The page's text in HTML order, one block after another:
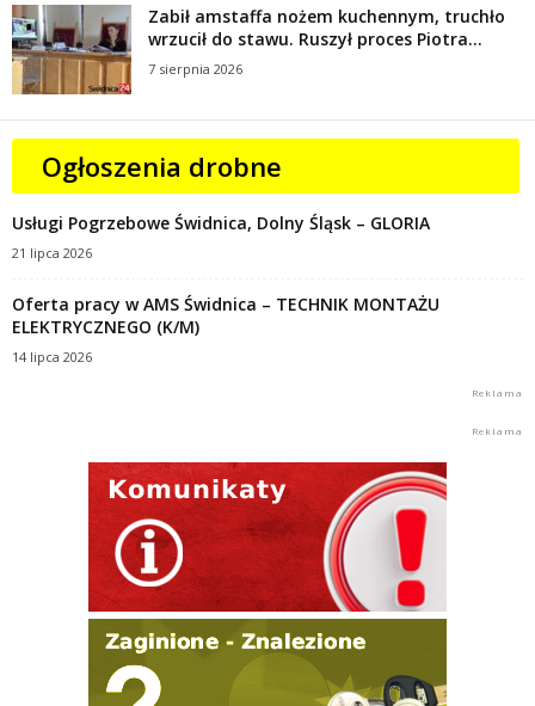
Zabił amstaffa nożem kuchennym, truchło
wrzucił do stawu. Ruszył proces Piotra...
7 sierpnia 2026
Ogłoszenia drobne
Usługi Pogrzebowe Świdnica, Dolny Śląsk – GLORIA
21 lipca 2026
Oferta pracy w AMS Świdnica – TECHNIK MONTAŻU
ELEKTRYCZNEGO (K/M)
14 lipca 2026